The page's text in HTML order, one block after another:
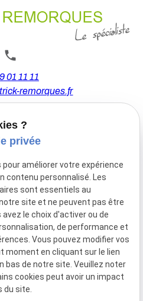
01 11 11
remorques.fr
Division Leclerc
au Samedi
et de 13h30 à 18h00
rendez-vous.
Gestion
des
cookies
Plan du
site
?
privée
améliorer votre expérience
contenu personnalisé. Les
sont essentiels au
site et ne peuvent pas être
le choix d'activer ou de
de performance et
Vous pouvez modifier vos
moment en cliquant sur le lien
bas de notre site. Veuillez noter
cookies peut avoir un impact
du site.